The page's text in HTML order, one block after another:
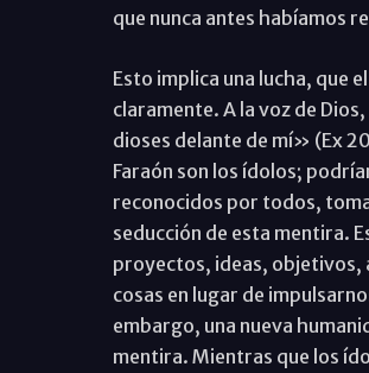
que nunca antes habíamos
Esto implica una lucha, que
claramente. A la voz de
dioses delante de mí» (Ex
Faraón son los ídolos;
reconocidos por todos,
seducción de esta mentira.
proyectos, ideas, objetivos,
cosas en lugar de
embargo, una nueva
mentira. Mientras que los